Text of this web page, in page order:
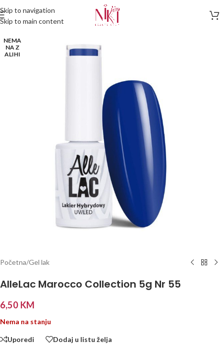
Skip to navigation
Skip to main content
NEMA
NA Z
ALIHI
Početna/Gel lak
AlleLac Marocco Collection 5g Nr 55
6,50 KM
Nema na stanju
Uporedi Dodaj u listu želja